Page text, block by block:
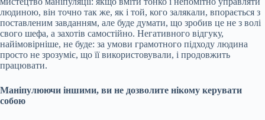
людиною, він точно так же, як і той, кого залякали, впорається з
поставленим завданням, але буде думати, що зробив це не з волі
свого шефа, а захотів самостійно. Негативного відгуку,
найімовірніше, не буде: за умови грамотного підходу людина
просто не зрозуміє, що її використовували, і продовжить
працювати.
Маніпулюючи іншими, ви не дозволите нікому керувати
собою